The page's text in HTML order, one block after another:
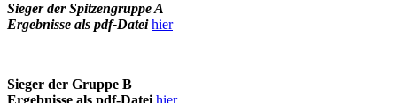
Sieger der Spitzengruppe A
Ergebnisse als pdf-Dateihier
Sieger der Gruppe B